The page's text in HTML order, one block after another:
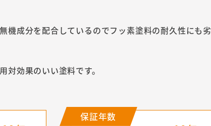
機成分を配合しているのでフッ素塗料の耐久性にも劣
対効果のいい塗料です。
保証年数